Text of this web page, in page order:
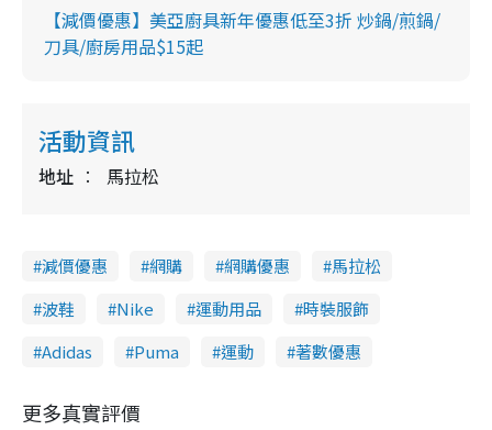
【減價優惠】美亞廚具新年優惠低至3折 炒鍋/煎鍋/
刀具/廚房用品$15起
活動資訊
地址 馬拉松
減價優惠 網購 網購優惠
馬拉松
波鞋
Nike 運動用品
時裝服飾
Adidas
Puma 運動 著數優惠
更多真實評價